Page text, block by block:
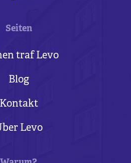
Seiten
traf Levo
Blog
Kontakt
Levo